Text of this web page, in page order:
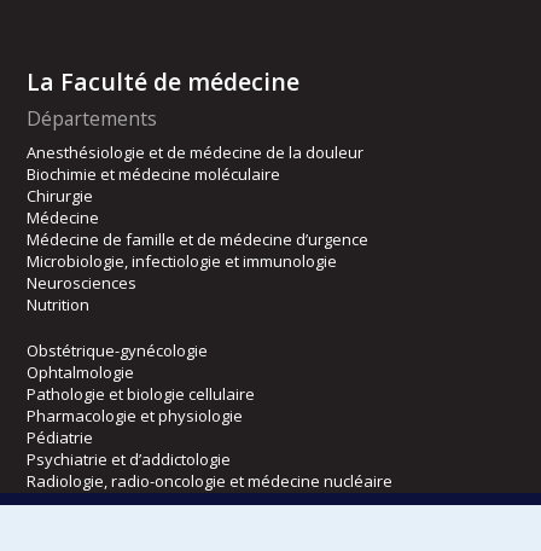
La Faculté de médecine
Départements
Anesthésiologie et de médecine de la douleur
Biochimie et médecine moléculaire
Chirurgie
Médecine
Médecine de famille et de médecine d’urgence
Microbiologie, infectiologie et immunologie
Neurosciences
Nutrition
Obstétrique-gynécologie
Ophtalmologie
Pathologie et biologie cellulaire
Pharmacologie et physiologie
Pédiatrie
Psychiatrie et d’addictologie
Radiologie, radio-oncologie et médecine nucléaire